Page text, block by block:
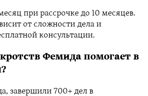
при рассрочке до 10 месяцев.
от сложности дела и
консультации.
Фемида помогает в
завершили 700+ дел в